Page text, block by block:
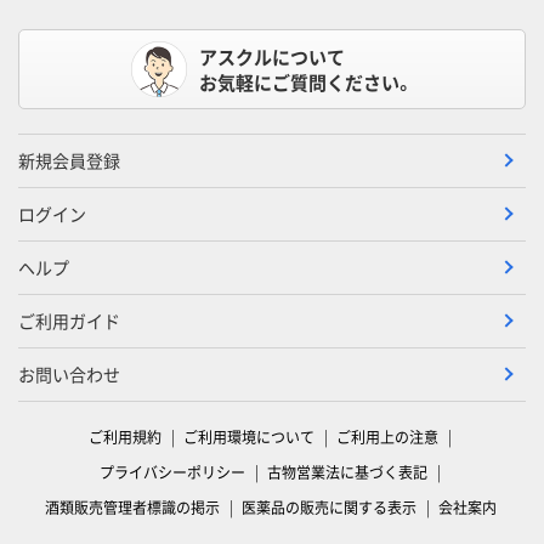
アスクルについて
お気軽にご質問ください。
新規会員登録
ログイン
ヘルプ
ご利用ガイド
お問い合わせ
ご利用規約 ご利用環境について
ご利用上の注意
プライバシーポリシー
古物営業法に基づく表記
酒類販売管理者標識の掲示
医薬品の販売に関する表示 会社案内